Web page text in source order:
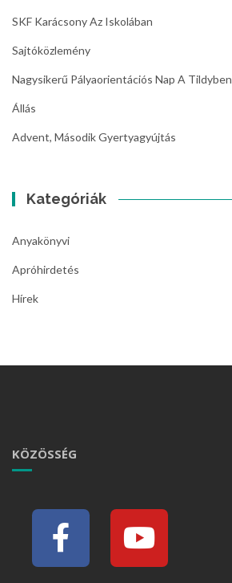
SKF Karácsony Az Iskolában
Sajtóközlemény
Nagysikerű Pályaorientációs Nap A Tildyben
Állás
Advent, Második Gyertyagyújtás
Kategóriák
Anyakönyvi
Apróhirdetés
Hírek
KÖZÖSSÉG